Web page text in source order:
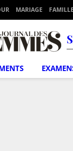
MARIAGE FAMILLE